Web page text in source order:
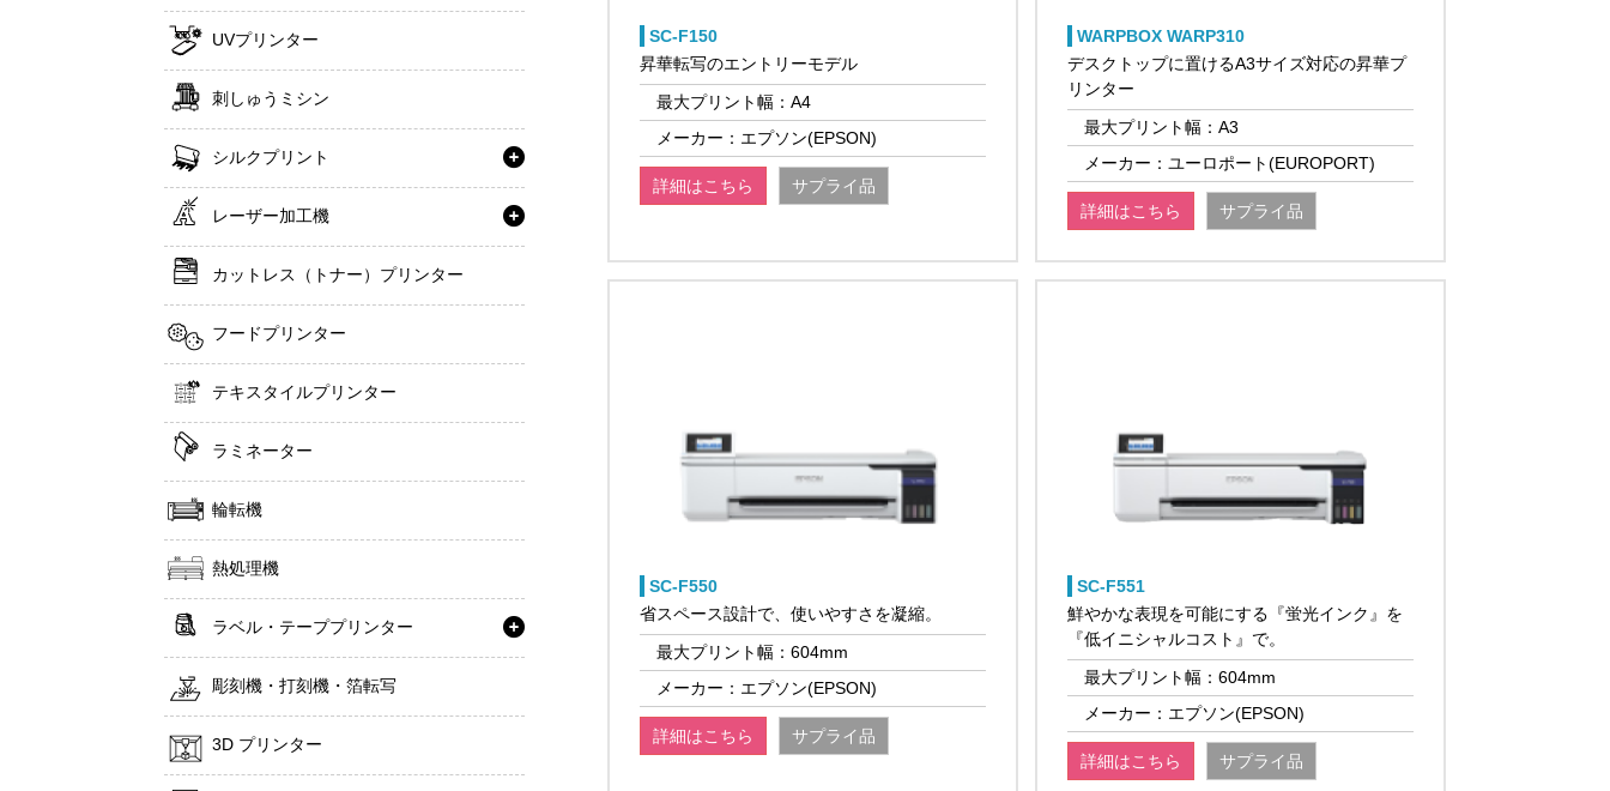
UVプリンター
刺しゅうミシン
シルクプリント
レーザー加工機
カットレス（トナー）プリンター
フードプリンター
テキスタイルプリンター
ラミネーター
輪転機
熱処理機
ラベル・テーププリンター
彫刻機・打刻機・箔転写
3D プリンター
SC-F150
昇華転写のエントリーモデル
最大プリント幅：A4
メーカー：エプソン(EPSON)
詳細はこちら サプライ品
WARPBOX WARP310
デスクトップに置けるA3サイズ対応の昇華プ
リンター
最大プリント幅：A3
メーカー：ユーロポート(EUROPORT)
詳細はこちら サプライ品
SC-F550
省スペース設計で、使いやすさを凝縮。
最大プリント幅：604mm
メーカー：エプソン(EPSON)
詳細はこちら サプライ品
SC-F551
鮮やかな表現を可能にする『蛍光インク』を
『低イニシャルコスト』で。
最大プリント幅：604mm
メーカー：エプソン(EPSON)
詳細はこちら サプライ品